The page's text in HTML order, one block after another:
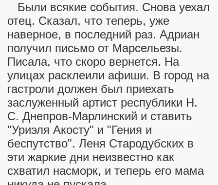
Были всякие события. Снова уехал
отец. Сказал, что теперь, уже
наверное, в последний раз. Адриан
получил письмо от Марсельезы.
Писала, что скоро вернется. На
улицах расклеили афиши. В город на
гастроли должен был приехать
заслуженный артист республики Н.
С. Днепров-Марлинский и ставить
"Уриэля Акосту" и "Гения и
беспутство". Леня Стародубских в
эти жаркие дни неизвестно как
схватил насморк, и теперь его мама